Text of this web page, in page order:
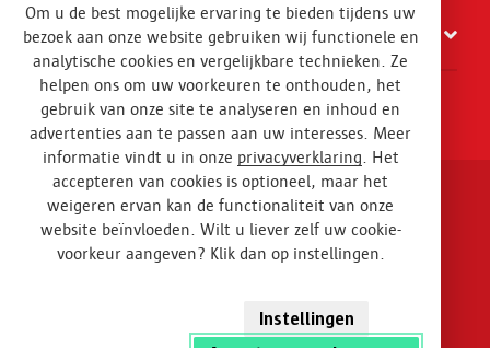
Contact
Disclaimer en privacy
Algemene voorwaarden
Design
Om u de best mogelijke ervaring te bieden tijdens uw
bezoek aan onze website gebruiken wij functionele en
analytische cookies en vergelijkbare technieken. Ze
helpen ons om uw voorkeuren te onthouden, het
gebruik van onze site te analyseren en inhoud en
advertenties aan te passen aan uw interesses. Meer
informatie vindt u in onze privacyverklaring . Het
accepteren van cookies is optioneel, maar het
weigeren ervan kan de functionaliteit van onze
website beïnvloeden. Wilt u liever zelf uw cookie-
voorkeur aangeven? Klik dan op instellingen.
Instellingen